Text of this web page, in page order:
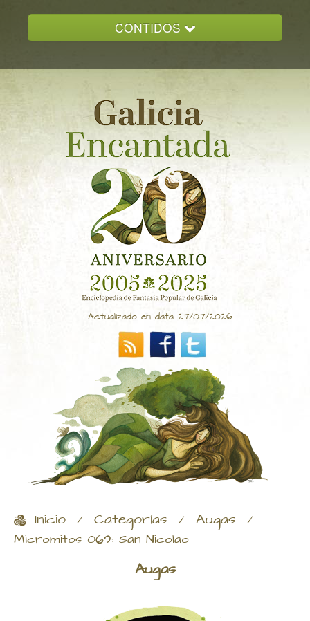
CONTIDOS
GALICIA ENCANTADA
DOCUMENTACION
NOVAS
CONTACTO
Actualizado en data 27/07/2026
Inicio / Categorías / Augas /
Micromitos 069: San Nicolao
Augas